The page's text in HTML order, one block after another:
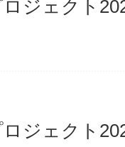
ロジェクト
ロジェクト